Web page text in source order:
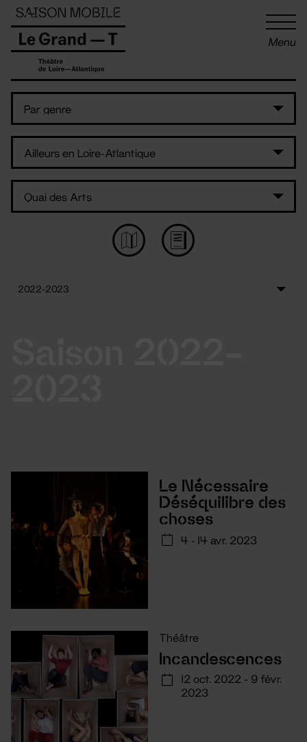
Menu
Le Nécessaire
Déséquilibre des
choses
4 - 14 avr. 2023
Théâtre
Incandescences
12 oct. 2022 - 9 févr.
2023
Panneau de gestion des cookies